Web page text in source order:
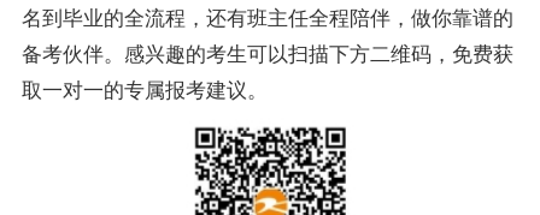
名到毕业的全流程，还有班主任全程陪伴，做你靠谱的
备考伙伴。感兴趣的考生可以扫描下方二维码，免费获
取一对一的专属报考建议。